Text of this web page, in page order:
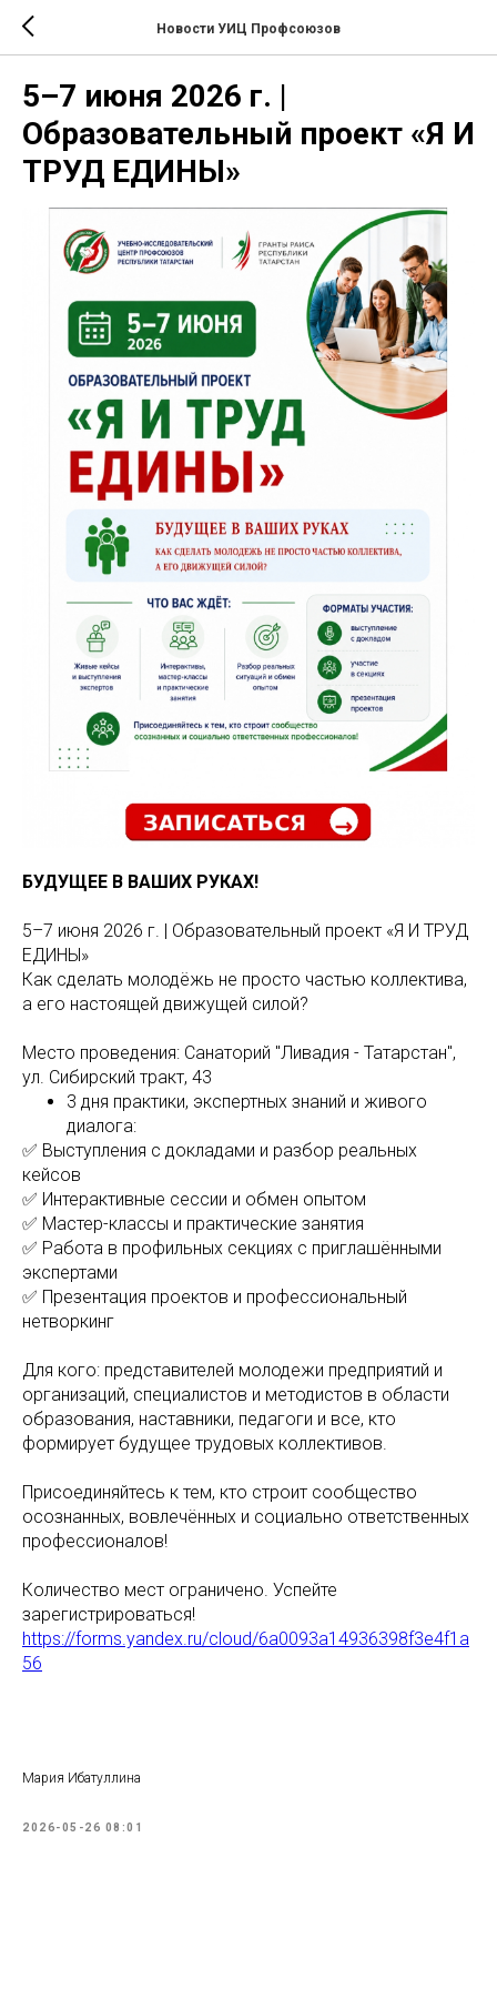
Новости УИЦ Профсоюзов
5–7 июня 2026 г. |
Образовательный проект «Я И
ТРУД ЕДИНЫ»
БУДУЩЕЕ В ВАШИХ РУКАХ!
5–7 июня 2026 г. | Образовательный проект «Я И ТРУД
ЕДИНЫ»
Как сделать молодёжь не просто частью коллектива,
а его настоящей движущей силой?
Место проведения: Санаторий "Ливадия - Татарстан",
ул. Сибирский тракт, 43
3 дня практики, экспертных знаний и живого
диалога:
✅ Выступления с докладами и разбор реальных
кейсов
✅ Интерактивные сессии и обмен опытом
✅ Мастер-классы и практические занятия
✅ Работа в профильных секциях с приглашёнными
экспертами
✅ Презентация проектов и профессиональный
нетворкинг
Для кого: представителей молодежи предприятий и
организаций, специалистов и методистов в области
образования, наставники, педагоги и все, кто
формирует будущее трудовых коллективов.
Присоединяйтесь к тем, кто строит сообщество
осознанных, вовлечённых и социально ответственных
профессионалов!
Количество мест ограничено. Успейте
зарегистрироваться!
https://forms.yandex.ru/cloud/6a0093a14936398f3e4f1a
56
Мария Ибатуллина
2026-05-26 08:01